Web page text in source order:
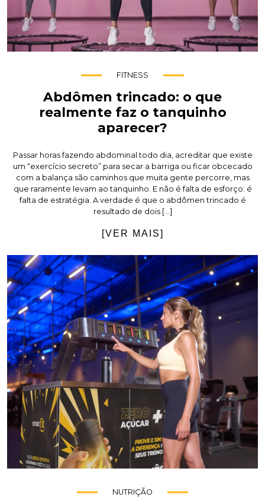
FITNESS
Abdômen trincado: o que
realmente faz o tanquinho
aparecer?
Passar horas fazendo abdominal todo dia, acreditar que existe
um “exercício secreto” para secar a barriga ou ficar obcecado
com a balança são caminhos que muita gente percorre, mas
que raramente levam ao tanquinho. E não é falta de esforço: é
falta de estratégia. A verdade é que o abdômen trincado é
resultado de dois […]
[VER MAIS]
NUTRIÇÃO